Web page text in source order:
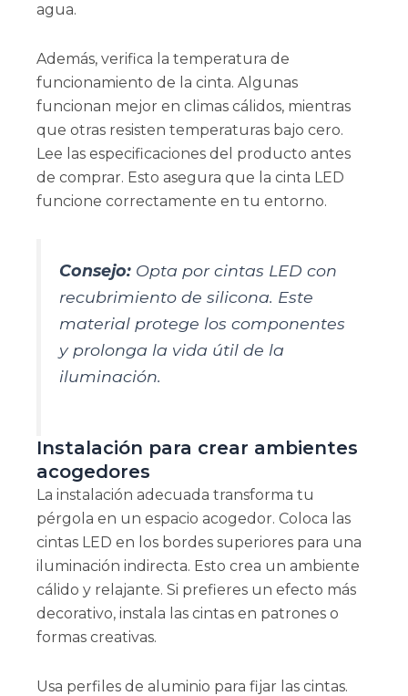
agua.
Además, verifica la temperatura de
funcionamiento de la cinta. Algunas
funcionan mejor en climas cálidos, mientras
que otras resisten temperaturas bajo cero.
Lee las especificaciones del producto antes
de comprar. Esto asegura que la cinta LED
funcione correctamente en tu entorno.
Consejo:Opta por cintas LED con
recubrimiento de silicona. Este
material protege los componentes
y prolonga la vida útil de la
iluminación.
Instalación para crear ambientes
acogedores
La instalación adecuada transforma tu
pérgola en un espacio acogedor. Coloca las
cintas LED en los bordes superiores para una
iluminación indirecta. Esto crea un ambiente
cálido y relajante. Si prefieres un efecto más
decorativo, instala las cintas en patrones o
formas creativas.
Usa perfiles de aluminio para fijar las cintas.